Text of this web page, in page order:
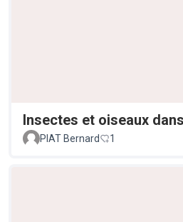
Insectes et oiseaux
PIAT Bernard
1